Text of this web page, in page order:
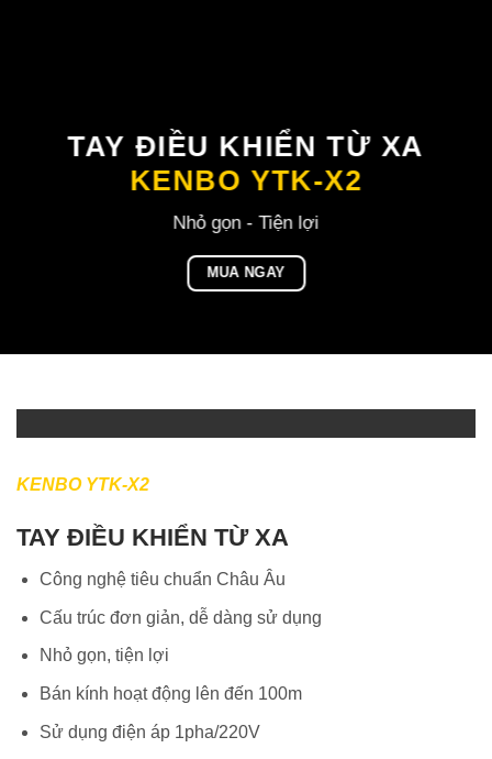
TAY ĐIỀU KHIỂN TỪ XA
KENBO YTK-X2
Nhỏ gọn - Tiện lợi
MUA NGAY
KENBO YTK-X2
TAY ĐIỀU KHIỂN TỪ XA
Công nghệ tiêu chuẩn Châu Âu
Cấu trúc đơn giản, dễ dàng sử dụng
Nhỏ gọn, tiện lợi
Bán kính hoạt động lên đến 100m
Sử dụng điện áp 1pha/220V